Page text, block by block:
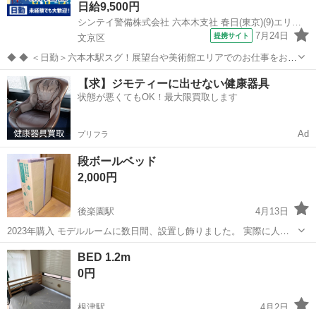
日給9,500円
シンテイ警備株式会社 六本木支社 春日(東京)(9)エリア/A3203200117
文京区
提携サイト 7月24日
◆ ◆ ＜日勤＞六本木駅スグ！展望台や美術館エリアでのお仕事をお願
いします！ 六本木駅といえばの＼六本木ヒルズ／での勤務♪ 来館者・
関係者が安全に過ごせるよう 案内などをお願いします！ 基本的に室内
での勤務なので環境もバ...
東京 文京区 警備員
【求】ジモティーに出せない健康器具
状態が悪くてもOK！最大限買取します
プリフラ Ad
段ボールベッド
2,000円
後楽園駅
4月13日
2023年購入 モデルルームに数日間、設置し飾りました。 実際に人が
寝た事はございません。 現在、楽天にて9,799円 お車で取りに来てい
ただける方にお譲りいたします。 （お車が無いとお持ち帰りになれま
せん...
東京 文京区
BED 1.2m
0円